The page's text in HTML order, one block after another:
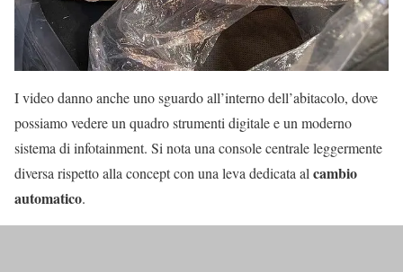
I video danno anche uno sguardo all’interno dell’abitacolo, dove
possiamo vedere un quadro strumenti digitale e un moderno
sistema di infotainment. Si nota una console centrale leggermente
diversa rispetto alla concept con una leva dedicata al cambio
automatico.